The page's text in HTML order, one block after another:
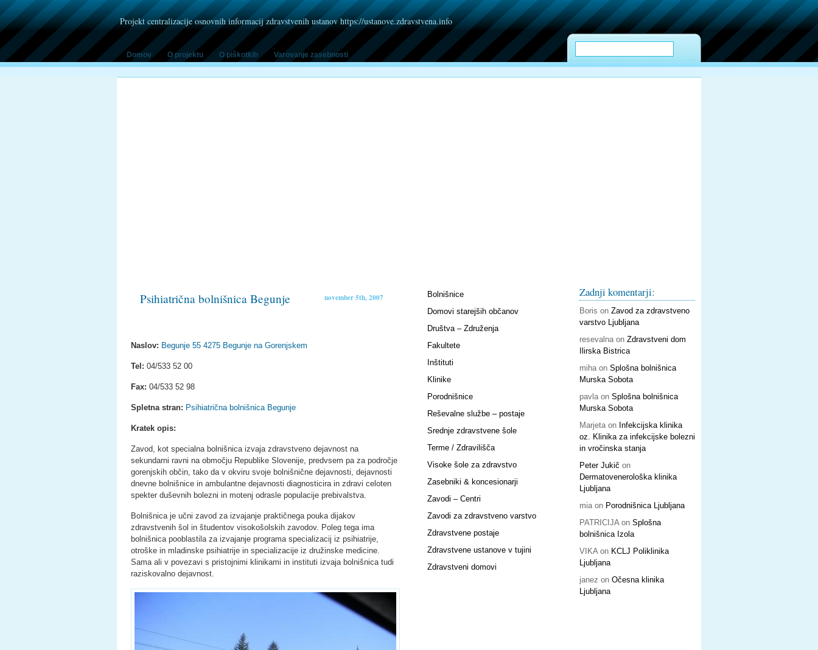
Projekt centralizacije osnovnih informacij zdravstvenih ustanov https://ustanove.zdravstvena.info
Domov O projektu O piškotkih Varovanje zasebnosti
november 5th, 2007
Psihiatrična bolnišnica Begunje
Naslov: Begunje 55 4275 Begunje na Gorenjskem
Tel: 04/533 52 00
Fax: 04/533 52 98
Spletna stran: Psihiatrična bolnišnica Begunje
Kratek opis:
Zavod, kot specialna bolnišnica izvaja zdravstveno dejavnost na
sekundarni ravni na območju Republike Slovenije, predvsem pa za področje
gorenjskih občin, tako da v okviru svoje bolnišnične dejavnosti, dejavnosti
dnevne bolnišnice in ambulantne dejavnosti diagnosticira in zdravi celoten
spekter duševnih bolezni in motenj odrasle populacije prebivalstva.
Bolnišnica je učni zavod za izvajanje praktičnega pouka dijakov
zdravstvenih šol in študentov visokošolskih zavodov. Poleg tega ima
bolnišnica pooblastila za izvajanje programa specializacij iz psihiatrije,
otroške in mladinske psihiatrije in specializacije iz družinske medicine.
Sama ali v povezavi s pristojnimi klinikami in instituti izvaja bolnišnica tudi
raziskovalno dejavnost.
Zadnji komentarji:
Boris on Zavod za zdravstveno
varstvo Ljubljana
resevalnaon Zdravstveni dom
Ilirska Bistrica
mihaon Splošna bolnišnica
Murska Sobota
pavlaon Splošna bolnišnica
Murska Sobota
Marjetaon Infekcijska klinika
oz. Klinika za infekcijske bolezni
in vročinska stanja
Peter Jukič on
Dermatovenerološka klinika
Ljubljana
miaon Porodnišnica Ljubljana
PATRICIJAon Splošna
bolnišnica Izola
VIKAon KCLJ Poliklinika
Ljubljana
janez on Očesna klinika
Ljubljana
Bolnišnice
Domovi starejših občanov
Društva – Združenja
Fakultete
Inštituti
Klinike
Porodnišnice
Reševalne službe – postaje
Srednje zdravstvene šole
Terme / Zdravilišča
Visoke šole za zdravstvo
Zasebniki & koncesionarji
Zavodi – Centri
Zavodi za zdravstveno varstvo
Zdravstvene postaje
Zdravstvene ustanove v tujini
Zdravstveni domovi